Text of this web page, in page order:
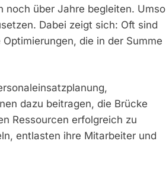
noch über Jahre begleiten. Umso
Dabei zeigt sich: Oft sind
die in der Summe
dazu beitragen, die Brücke
Ressourcen erfolgreich zu
entlasten ihre Mitarbeiter und